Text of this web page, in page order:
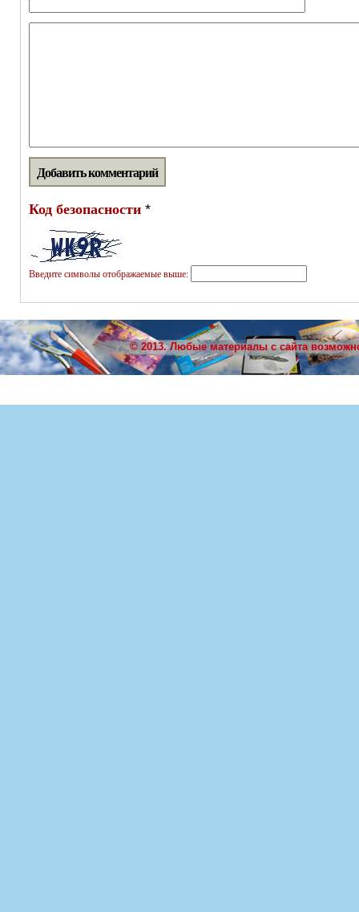
Код безопасности *
Введите символы отображаемые выше:
© 2013. Любые материалы с сайта